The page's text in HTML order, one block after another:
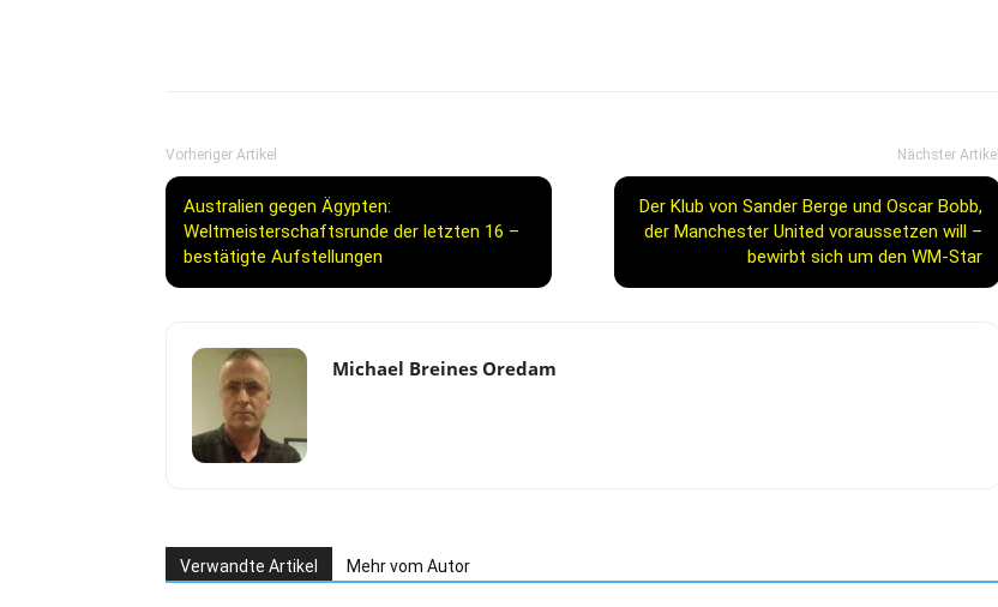
Vorheriger Artikel
Australien gegen Ägypten:
Weltmeisterschaftsrunde der letzten 16 –
bestätigte Aufstellungen
Nächster Artikel
Der Klub von Sander Berge und Oscar Bobb,
der Manchester United voraussetzen will –
bewirbt sich um den WM-Star
Michael Breines Oredam
Verwandte Artikel Mehr vom Autor